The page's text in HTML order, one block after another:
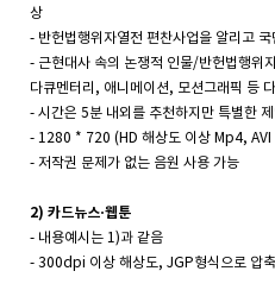
상
- 반헌법행위자열전 편찬사업을 알리고
- 근현대사 속의 논쟁적 인물/반헌법행위
다큐멘터리, 애니메이션, 모션그래픽 등
- 시간은 5분 내외를 추천하지만 특별한
- 1280 * 720 (HD 해상도 이상 Mp4, AVI
- 저작권 문제가 없는 음원 사용 가능
2) 카드뉴스·웹툰
- 내용예시는 1)과 같음
- 300dpi 이상 해상도, JGP형식으로 압